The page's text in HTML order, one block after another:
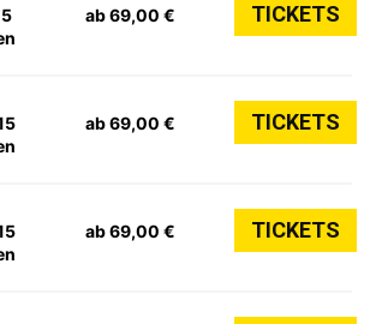
ab 69,00 € TICKETS
ab 69,00 € TICKETS
ab 69,00 € TICKETS